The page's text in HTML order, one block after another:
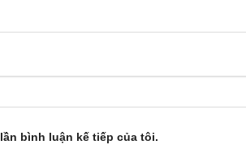
bình luận kế tiếp của tôi.